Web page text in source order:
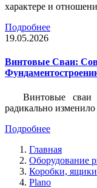
характере и
Подробнее
19.05.2026
Винтовые Сваи:
Винтовые сваи
радикально
Подробнее
Главная
Оборудование
Коробки, ящики
Plano